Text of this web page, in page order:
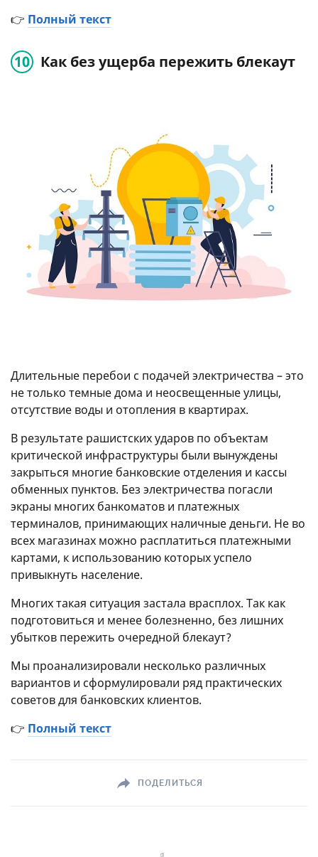
👉 Полный текст
Как без ущерба пережить блекаут
Длительные перебои с подачей электричества – это
не только темные дома и неосвещенные улицы,
отсутствие воды и отопления в квартирах.
В результате рашистских ударов по объектам
критической инфраструктуры были вынуждены
закрыться многие банковские отделения и кассы
обменных пунктов. Без электричества погасли
экраны многих банкоматов и платежных
терминалов, принимающих наличные деньги. Не во
всех магазинах можно расплатиться платежными
картами, к использованию которых успело
привыкнуть население.
Многих такая ситуация застала врасплох. Так как
подготовиться и менее болезненно, без лишних
убытков пережить очередной блекаут?
Мы проанализировали несколько различных
вариантов и сформулировали ряд практических
советов для банковских клиентов.
👉 Полный текст
ПОДЕЛИТЬСЯ